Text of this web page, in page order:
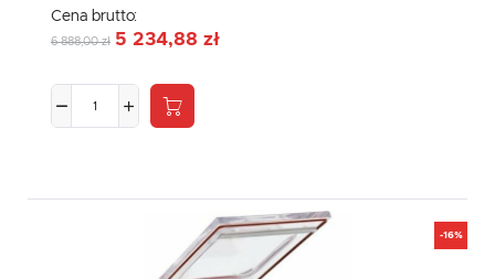
Cena brutto:
6 888,00 zł 5 234,88 zł
-16%